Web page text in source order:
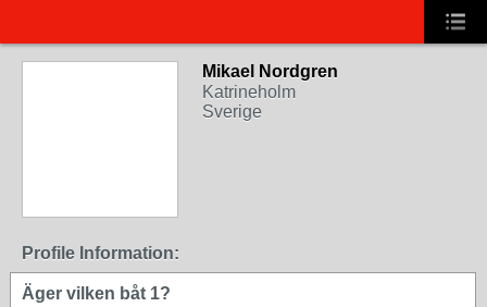
Mikael Nordgren
Katrineholm
Sverige
Profile Information:
Äger vilken båt 1?